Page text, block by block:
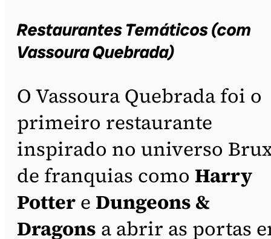
Restaurantes Temáticos (com
Vassoura Quebrada)
O Vassoura Quebrada foi o
primeiro restaurante
inspirado no universo
de franquias como Harry
Potter e Dungeons &
Dragons a abrir as portas